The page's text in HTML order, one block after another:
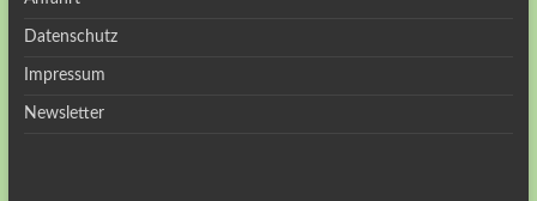
Datenschutz
Impressum
Newsletter